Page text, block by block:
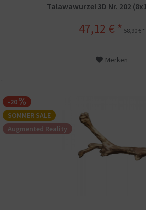
Talawawurzel 3D Nr. 202
47,12 € * 58,90 € *
Merken
-20
SOMMER SALE
Augmented Reality